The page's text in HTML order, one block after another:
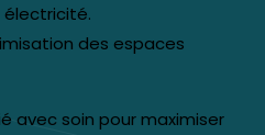
des espaces
avec soin pour maximiser